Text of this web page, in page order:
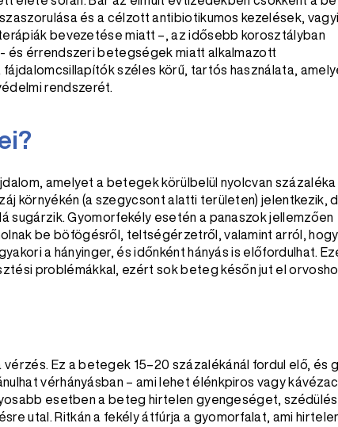
és a célzott antibiotikumos kezelések,
bevezetése miatt –, az idősebb korosztályban
és érrendszeri betegségek miatt alkalmazott
széles körű, tartós használata,
rendszerét.
amelyet a betegek körülbelül nyolcvan százaléka
környékén (a szegycsont alatti területen) jelentkezik,
sugárzik. Gyomorfekély esetén a panaszok jellemzően
be böfögésről, teltségérzetről, valamint arról, hogy
a hányinger, és időnként hányás is előfordulhat.
problémákkal, ezért sok beteg későn jut el
Ez a betegek 15–20 százalékánál fordul elő, és
vérhányásban – ami lehet élénkpiros vagy
esetben a beteg hirtelen gyengeséget,
utal. Ritkán a fekély átfúrja a gyomorfalat, ami